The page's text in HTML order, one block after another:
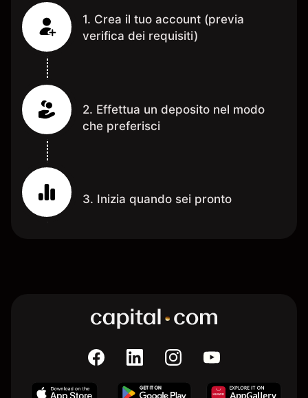
1. Crea il tuo account (previa
verifica dei requisiti)
2. Effettua un deposito nel modo
che preferisci
3. Inizia quando sei pronto